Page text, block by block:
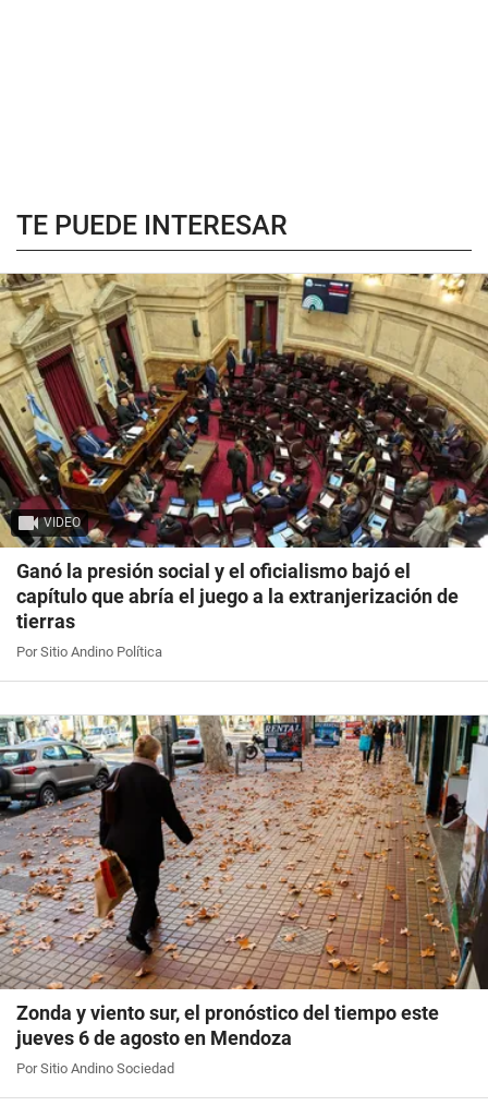
TE PUEDE INTERESAR
VIDEO
Ganó la presión social y el oficialismo bajó el
capítulo que abría el juego a la extranjerización de
tierras
Por Sitio Andino Política
Zonda y viento sur, el pronóstico del tiempo este
jueves 6 de agosto en Mendoza
Por Sitio Andino Sociedad